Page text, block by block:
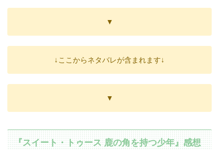
▼
↓ここからネタバレが含まれます↓
▼
『スイート・トゥース 鹿の角を持つ少年』感想